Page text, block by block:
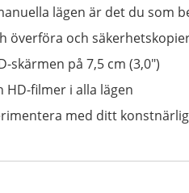
lägen är det du som
överföra och
skärmen på 7,5 cm (3,0")
filmer i alla lägen
med ditt